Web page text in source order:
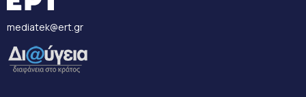
mediatek@ert.gr